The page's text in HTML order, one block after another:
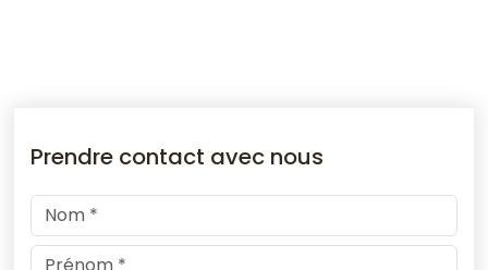
Prendre contact avec nous